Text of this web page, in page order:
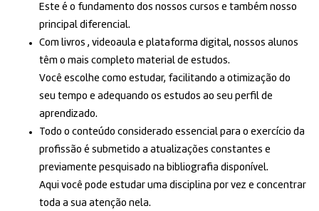
Este é o fundamento dos nossos cursos e também nosso
principal diferencial.
Com livros , videoaula e plataforma digital, nossos alunos
têm o mais completo material de estudos.
Você escolhe como estudar, facilitando a otimização do
seu tempo e adequando os estudos ao seu perfil de
aprendizado.
Todo o conteúdo considerado essencial para o exercício da
profissão é submetido a atualizações constantes e
previamente pesquisado na bibliografia disponível.
Aqui você pode estudar uma disciplina por vez e concentrar
toda a sua atenção nela.